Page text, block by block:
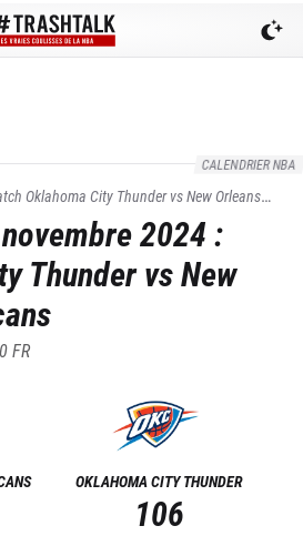
CALENDRIER NBA
Oklahoma City ThundervsNew Orleans
2024 :
ThundervsNew
FR
OKLAHOMA CITY THUNDER
106